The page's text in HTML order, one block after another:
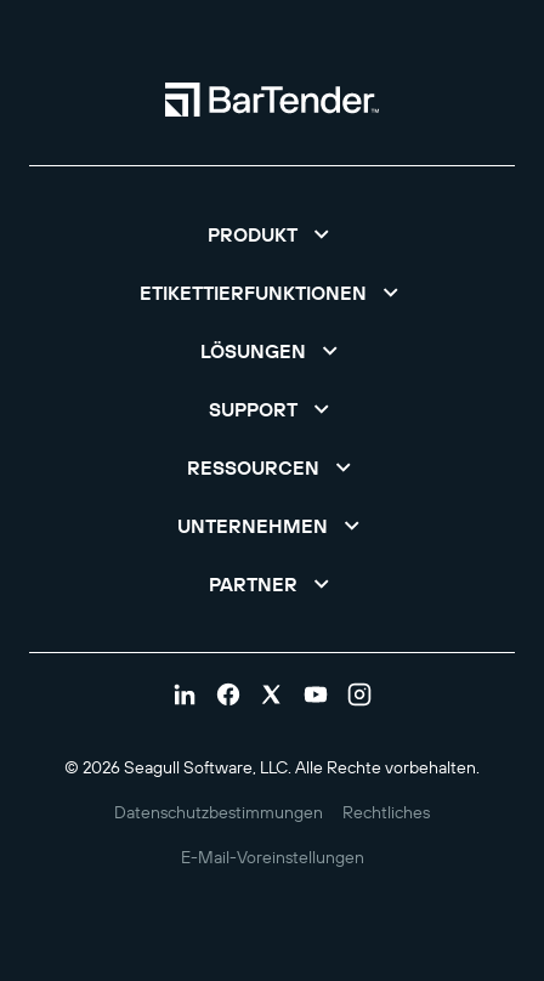
PRODUKT
ETIKETTIERFUNKTIONEN
LÖSUNGEN
SUPPORT
RESSOURCEN
UNTERNEHMEN
PARTNER
© 2026 Seagull Software, LLC. Alle Rechte vorbehalten.
Datenschutzbestimmungen Rechtliches
E-Mail-Voreinstellungen